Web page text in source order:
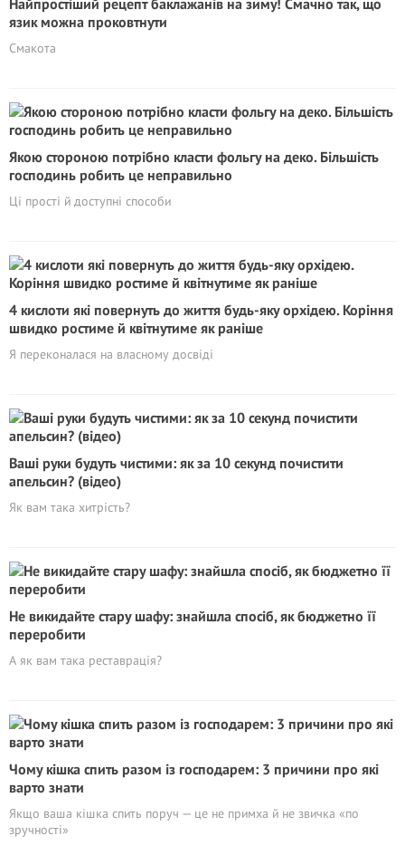
Найпростіший рецепт баклажанів на зиму! Смачно так, що
язик можна проковтнути
Смакота
Якою стороною потрібно класти фольгу на деко. Більшість
господинь робить це неправильно
Ці прості й доступні способи
4 кислоти які повернуть до життя будь-яку орхідею. Коріння
швидко ростиме й квітнутиме як раніше
Я переконалася на власному досвіді
Ваші руки будуть чистими: як за 10 секунд почистити
апельсин? (відео)
Як вам така хитрість?
Не викидайте стару шафу: знайшла спосіб, як бюджетно її
переробити
А як вам така реставрація?
Чому кішка спить разом із господарем: 3 причини про які
варто знати
Якщо ваша кішка спить поруч — це не примха й не звичка «по
зручності»